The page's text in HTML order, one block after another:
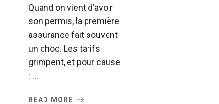
Quand on vient d’avoir
son permis, la première
assurance fait souvent
un choc. Les tarifs
grimpent, et pour cause
: ...
READ MORE